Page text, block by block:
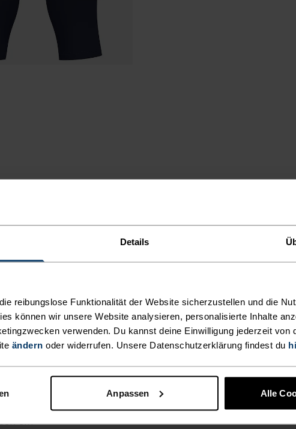
Details
reibungslose Funktionalität der Website sicherzustellen und die
können wir unsere Website analysieren, personalisierte Inhalte
verwenden. Du kannst deine Einwilligung jederzeit von
ändern oder widerrufen. Unsere Datenschutzerklärung findest du
Anpassen Alle
TAG
für eine
du
Essentials 3/4-
denn du
über
Komfort, die
um deine
ist aus
ein